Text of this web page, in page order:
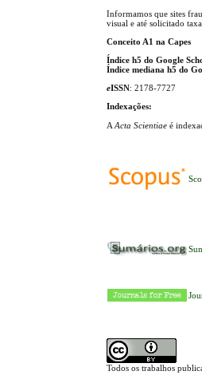
Informamos que sites
visual e até solicitado
Conceito A1 na Capes
Índice h5 do Google
Índice mediana h5 do
eISSN: 2178-7727
Indexações:
AActa Scientiaeé
Todos os trabalhos